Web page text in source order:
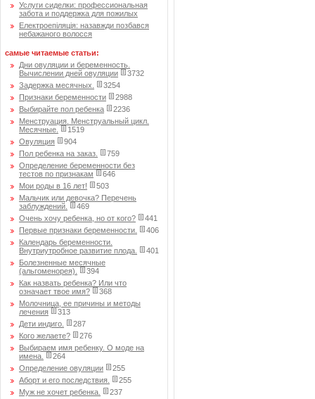
Услуги сиделки: профессиональная
забота и поддержка для пожилых
Електроепіляція: назавжди позбався
небажаного волосся
самые читаемые статьи:
Дни овуляции и беременность.
Вычислении дней овуляции
3732
Задержка месячных.
3254
Признаки беременности
2988
Выбирайте пол ребенка
2236
Менструация. Менструальный цикл.
Месячные.
1519
Овуляция
904
Пол ребенка на заказ.
759
Определение беременности без
тестов по признакам
646
Мои роды в 16 лет!
503
Мальчик или девочка? Перечень
заблуждений.
469
Очень хочу ребенка, но от кого?
441
Первые признаки беременности.
406
Календарь беременности.
Внутриутробное развитие плода.
401
Болезненные месячные
(альгоменорея).
394
Как назвать ребенка? Или что
означает твое имя?
368
Молочница, ее причины и методы
лечения
313
Дети индиго.
287
Кого желаете?
276
Выбираем имя ребенку. О моде на
имена.
264
Определение овуляции
255
Аборт и его последствия.
255
Муж не хочет ребенка.
237